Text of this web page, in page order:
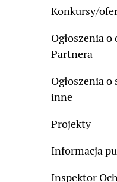
Konkursy/
Ogłoszenia
Partnera
Ogłoszenia
inne
Projekty
Informacja
Inspektor